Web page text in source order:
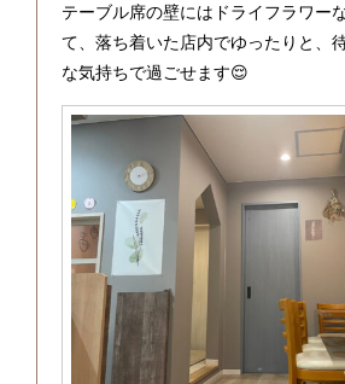
テーブル席の壁にはドライフラワー
て、落ち着いた店内でゆったりと、
な気持ちで過ごせます😌